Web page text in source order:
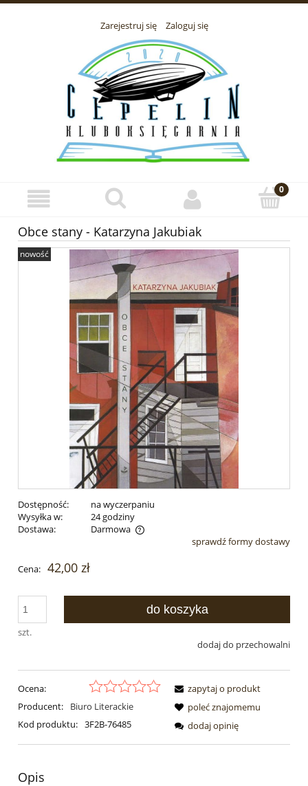
Zarejestruj się Zaloguj się
Obce stany - Katarzyna Jakubiak
nowość
Dostępność:
na wyczerpaniu
Wysyłka w:
24 godziny
Dostawa:
Darmowa
Cena nie zawiera ewentualnych kosztów płatnościsprawdź formy dostawy
Cena: 42,00 zł
szt.
do koszyka
dodaj do przechowalni
Ocena:
Producent:
Biuro Literackie
Kod produktu: 3F2B-76485
zapytaj o produkt
poleć znajomemu
dodaj opinię
Opis